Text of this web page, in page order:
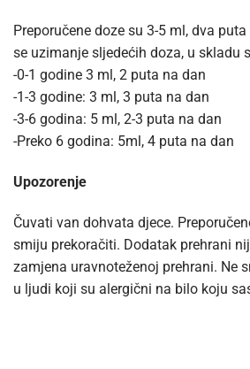
Preporučene doze su 3-5 ml, dva
se uzimanje sljedećih doza, u skladu
-0-1 godine 3 ml, 2 puta na dan
-1-3 godine: 3 ml, 3 puta na dan
-3-6 godina: 5 ml, 2-3 puta na dan
-Preko 6 godina: 5ml, 4 puta na dan
Upozorenje
Čuvati van dohvata djece.
smiju prekoračiti. Dodatak prehrani
zamjena uravnoteženoj prehrani. Ne
u ljudi koji su alergični na bilo koju